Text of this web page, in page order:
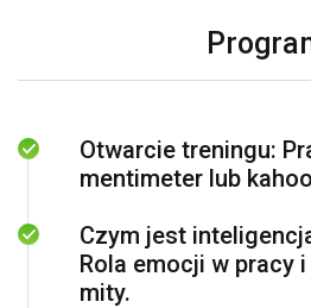
Otwarcie treningu:
mentimeter lub
Czym jest
Rola emocji w pracy
mity.